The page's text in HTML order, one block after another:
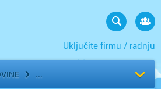
Uključite firmu / radnju